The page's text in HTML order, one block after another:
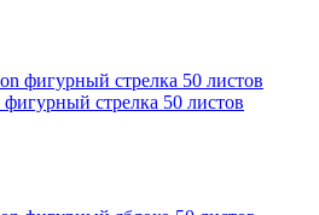
стрелка 50 листов